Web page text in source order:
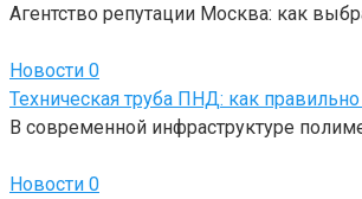
Агентство репутации Москва: как
Новости 0
Техническая труба ПНД: как
В современной инфраструктуре
Новости 0